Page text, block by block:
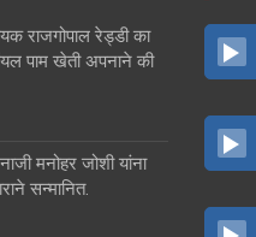
राजगोपाल रेड्डी का
पाम खेती अपनाने की
मनोहर जोशी यांना
सन्मानित.